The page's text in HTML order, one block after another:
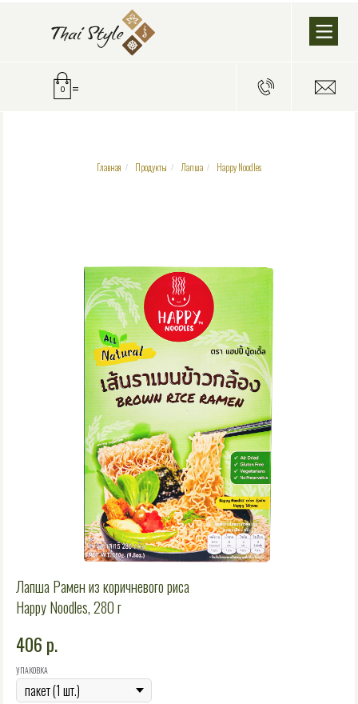
0 =
Главная / Продукты / Лапша / Happy Noodles
Лапша Рамен из коричневого риса
Happy Noodles, 280 г
406 р.
УПАКОВКА